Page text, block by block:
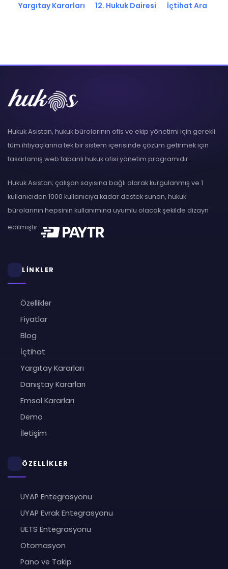
Yargıtay Kararları 12. Hukuk Dairesi İçtihat Ara
Hukuk Asistan, hukuk bürolarının ofis ve ekip yönetimi için gerekli
tüm ihtiyaçlarına tek bir sistem içerisinde çözüm getirmek için
tasarlamış web tabanlı hukuk ofisi yönetim programıdır.
Hukuk Asistan; çalışan sayısına bağlı olarak kurgulanmış ve 1
kullanıcıdan 1000 kullanıcıya kadar destek sunan, hukuk
bürolarının hepsinin kullanımına uyumlu olacak şekilde dizayn
edilmiştir.
LİNKLER
Özellikler
Fiyatlar
Blog
İçtihat
Yargıtay Kararları
Danıştay Kararları
Emsal Kararları
Demo
İletişim
ÖZELLİKLER
UYAP Entegrasyonu
UYAP Evrak Entegrasyonu
UETS Entegrasyonu
Otomasyon
Pano ve Takip